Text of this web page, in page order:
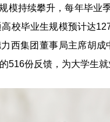
模持续攀升，每年毕业
校毕业生规模预计达
西集团董事局主席胡
516份反馈，为大学生就